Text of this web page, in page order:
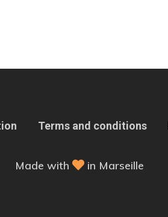
Terms and conditions
Made with in Marseille